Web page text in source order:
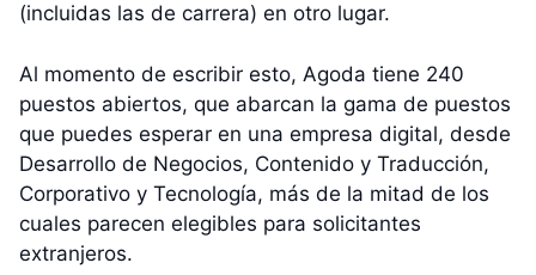
(incluidas las de carrera) en otro lugar.
Al momento de escribir esto, Agoda tiene 240
puestos abiertos, que abarcan la gama de puestos
que puedes esperar en una empresa digital, desde
Desarrollo de Negocios, Contenido y Traducción,
Corporativo y Tecnología, más de la mitad de los
cuales parecen elegibles para solicitantes
extranjeros.